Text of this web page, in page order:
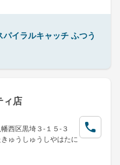
イラルキャッチ ふつう
ィ店
西区黒埼３-１５-３
ゅうしゅうしやはたに